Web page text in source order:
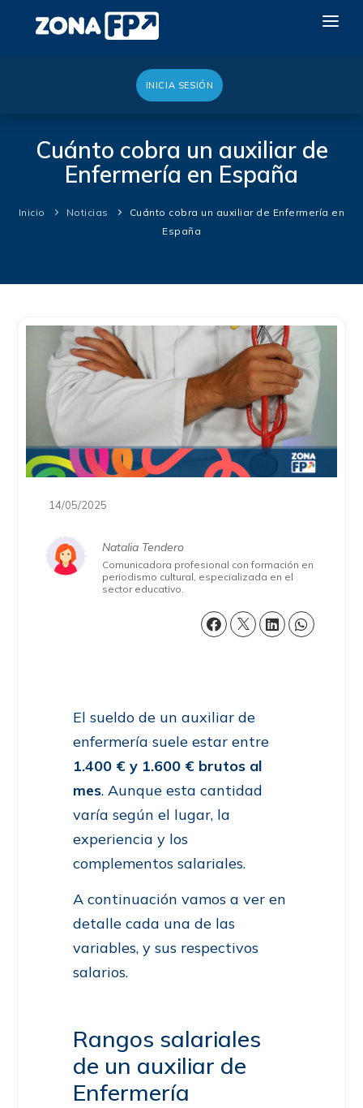
GALERÍA 2026
NOTICIAS
INICIA SESIÓN
Cuánto cobra un auxiliar de
Enfermería en España
Inicio Noticias
Cuánto cobra un auxiliar de Enfermería en
España
14/05/2025
Natalia Tendero
Comunicadora profesional con formación en
periodismo cultural, especializada en el
sector educativo.
El sueldo de un auxiliar de
enfermería suele estar entre
1.400 € y 1.600 € brutos al
mes. Aunque esta cantidad
varía según el lugar, la
experiencia y los
complementos salariales.
A continuación vamos a ver en
detalle cada una de las
variables, y sus respectivos
salarios.
Rangos salariales
de un auxiliar de
Enfermería